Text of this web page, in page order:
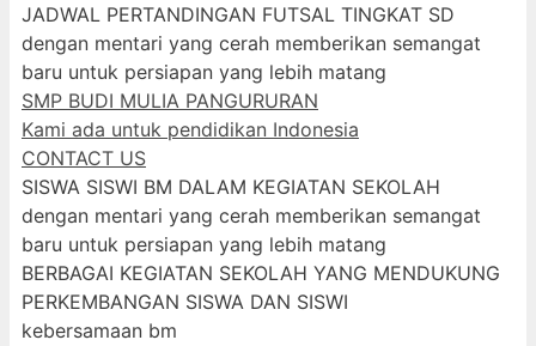
JADWAL PERTANDINGAN FUTSAL TINGKAT SD
dengan mentari yang cerah memberikan semangat
baru untuk persiapan yang lebih matang
SMP BUDI MULIA PANGURURAN
Kami ada untuk pendidikan Indonesia
CONTACT US
SISWA SISWI BM DALAM KEGIATAN SEKOLAH
dengan mentari yang cerah memberikan semangat
baru untuk persiapan yang lebih matang
BERBAGAI KEGIATAN SEKOLAH YANG MENDUKUNG
PERKEMBANGAN SISWA DAN SISWI
kebersamaan bm